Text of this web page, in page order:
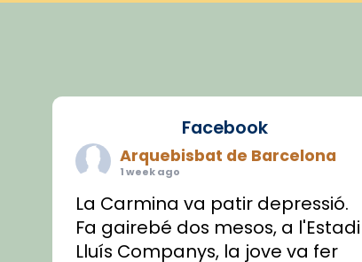
Facebook
Arquebisbat de Barcelona
1 week ago
La Carmina va patir depressió.
Fa gairebé dos mesos, a l'Estadi
Lluís Companys, la jove va fer